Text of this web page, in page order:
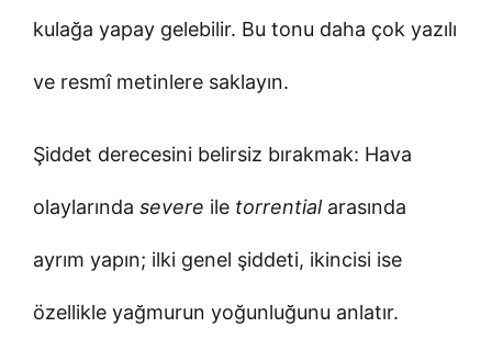
kulağa yapay gelebilir. Bu tonu daha çok yazılı
ve resmî metinlere saklayın.
Şiddet derecesini belirsiz bırakmak: Hava
olaylarında severe ile torrentialarasında
ayrım yapın; ilki genel şiddeti, ikincisi ise
özellikle yağmurun yoğunluğunu anlatır.